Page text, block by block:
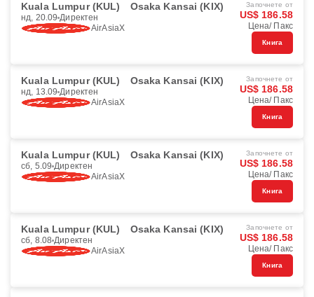
Kuala Lumpur (KUL) Osaka Kansai (KIX)
нд, 20.09 Директен
AirAsiaX
Започнете от
US$ 186.58
Цена/ Пакс
Книга
Kuala Lumpur (KUL) Osaka Kansai (KIX)
нд, 13.09 Директен
AirAsiaX
Започнете от
US$ 186.58
Цена/ Пакс
Книга
Kuala Lumpur (KUL) Osaka Kansai (KIX)
сб, 5.09 Директен
AirAsiaX
Започнете от
US$ 186.58
Цена/ Пакс
Книга
Kuala Lumpur (KUL) Osaka Kansai (KIX)
сб, 8.08 Директен
AirAsiaX
Започнете от
US$ 186.58
Цена/ Пакс
Книга